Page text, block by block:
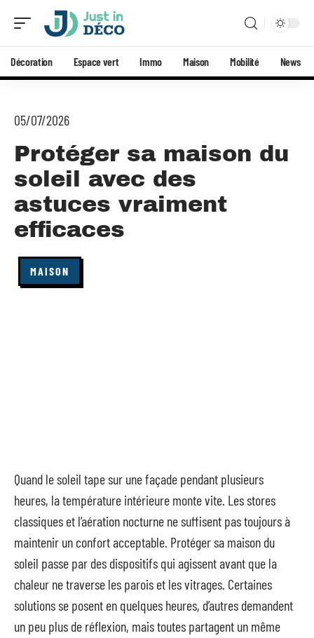
Décoration Espace vert Immo Maison Mobilité News
05/07/2026
Protéger sa maison du
soleil avec des
astuces vraiment
efficaces
MAISON
Quand le soleil tape sur une façade pendant plusieurs
heures, la température intérieure monte vite. Les stores
classiques et l’aération nocturne ne suffisent pas toujours à
maintenir un confort acceptable. Protéger sa maison du
soleil passe par des dispositifs qui agissent avant que la
chaleur ne traverse les parois et les vitrages. Certaines
solutions se posent en quelques heures, d’autres demandent
un peu plus de réflexion, mais toutes partagent un même